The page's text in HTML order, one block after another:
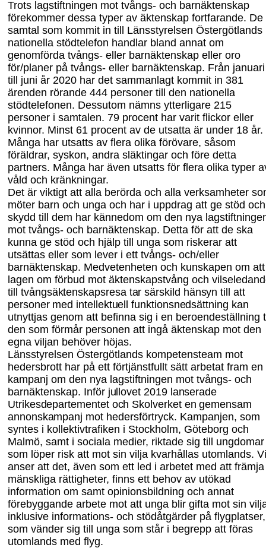
Trots lagstiftningen mot tvångs- och barnäktenskap
förekommer dessa typer av äktenskap fortfarande. De
samtal som kommit in till Länsstyrelsen Östergötlands
nationella stödtelefon handlar bland annat om
genomförda tvångs- eller barnäktenskap eller oro
för/planer på tvångs- eller barnäktenskap. Från januari
till juni år 2020 har det sammanlagt kommit in 381
ärenden rörande 444 personer till den nationella
stödtelefonen. Dessutom nämns ytterligare 215
personer i samtalen. 79 procent har varit flickor eller
kvinnor. Minst 61 procent av de utsatta är under 18 år.
Många har utsatts av flera olika förövare, såsom
föräldrar, syskon, andra släktingar och före detta
partners. Många har även utsatts för flera olika typer
våld och kränkningar.
Det är viktigt att alla berörda och alla verksamheter
möter barn och unga och har i uppdrag att ge stöd och
skydd till dem har kännedom om den nya
mot tvångs- och barnäktenskap. Detta för att de ska
kunna ge stöd och hjälp till unga som riskerar att
utsättas eller som lever i ett tvångs- och/eller
barnäktenskap. Medvetenheten och kunskapen om att
lagen om förbud mot äktenskapstvång och
till tvångsäktenskapsresa tar särskild hänsyn till att
personer med intellektuell funktionsnedsättning kan
utnyttjas genom att befinna sig i en beroendeställning
den som förmår personen att ingå äktenskap mot den
egna viljan behöver höjas.
Länsstyrelsen Östergötlands kompetensteam mot
hedersbrott har på ett förtjänstfullt sätt arbetat fram en
kampanj om den nya lagstiftningen mot tvångs- och
barnäktenskap. Inför jullovet 2019 lanserade
Utrikesdepartementet och Skolverket en gemensam
annonskampanj mot hedersförtryck. Kampanjen, som
syntes i kollektivtrafiken i Stockholm, Göteborg och
Malmö, samt i sociala medier, riktade sig till ungdomar
som löper risk att mot sin vilja kvarhållas utomlands. Vi
anser att det, även som ett led i arbetet med att främja
mänskliga rättigheter, finns ett behov av utökad
information om samt opinionsbildning och annat
förebyggande arbete mot att unga blir gifta mot sin
inklusive informations- och stödåtgärder på flygplatser,
som vänder sig till unga som står i begrepp att föras
utomlands med flyg.